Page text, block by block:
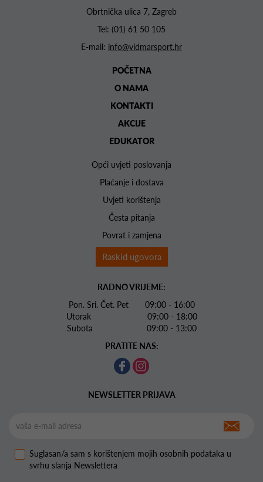
Obrtnička ulica 7, Zagreb
Tel: (01) 61 50 105
E-mail: info@vidmarsport.hr
POČETNA
O NAMA
KONTAKTI
AKCIJE
EDUKATOR
Opći uvjeti poslovanja
Plaćanje i dostava
Uvjeti korištenja
Česta pitanja
Povrat i zamjena
Raskid ugovora
RADNO VRIJEME:
Pon. Sri. Čet. Pet 09:00 - 16:00
Utorak 09:00 - 18:00
Subota 09:00 - 13:00
PRATITE NAS:
NEWSLETTER PRIJAVA
Suglasan/a sam s korištenjem mojih osobnih podataka u
svrhu slanja Newslettera